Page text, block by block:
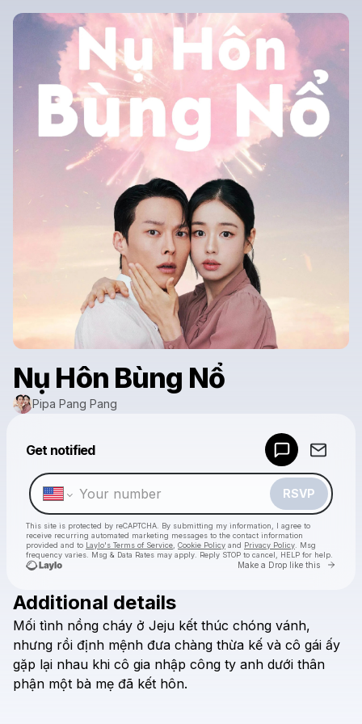
Nụ Hôn Bùng Nổ
Pipa Pang Pang
Get notified
RSVP
This site is protected by reCAPTCHA. By submitting my information, I agree to
receive recurring automated marketing messages to the contact information
provided and to Laylo's Terms of Service Cookie Policy and Privacy Policy . Msg
frequency varies. Msg & Data Rates may apply. Reply STOP to cancel, HELP for help.
Make a Drop like this Go
Pipa Pang Pang
Check your texts
Additional details
Mối tình nồng cháy ở Jeju kết thúc chóng vánh,
nhưng rồi định mệnh đưa chàng thừa kế và cô gái ấy
gặp lại nhau khi cô gia nhập công ty anh dưới thân
phận một bà mẹ đã kết hôn.